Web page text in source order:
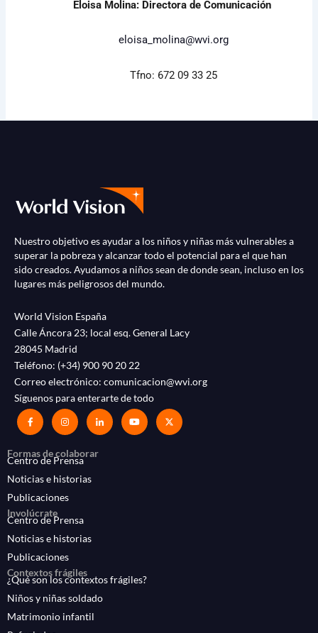
Eloisa Molina: Directora de Comunicación
eloisa_molina@wvi.org
Tfno: 672 09 33 25
Nuestro objetivo es ayudar a los niños y niñas más vulnerables a
superar la pobreza y alcanzar todo el potencial para el que han
sido creados. Ayudamos a niños sean de donde sean, incluso en los
lugares más peligrosos del mundo.
World Vision España
Calle Áncora 23; local esq. General Lacy
28045 Madrid
Teléfono: (+34) 900 90 20 22
Correo electrónico: comunicacion@wvi.org
Síguenos para enterarte de todo
Formas de colaborar
Centro de Prensa
Noticias e historias
Publicaciones
Involúcrate
Centro de Prensa
Noticias e historias
Publicaciones
Contextos frágiles
¿Qué son los contextos frágiles?
Niños y niñas soldado
Matrimonio infantil